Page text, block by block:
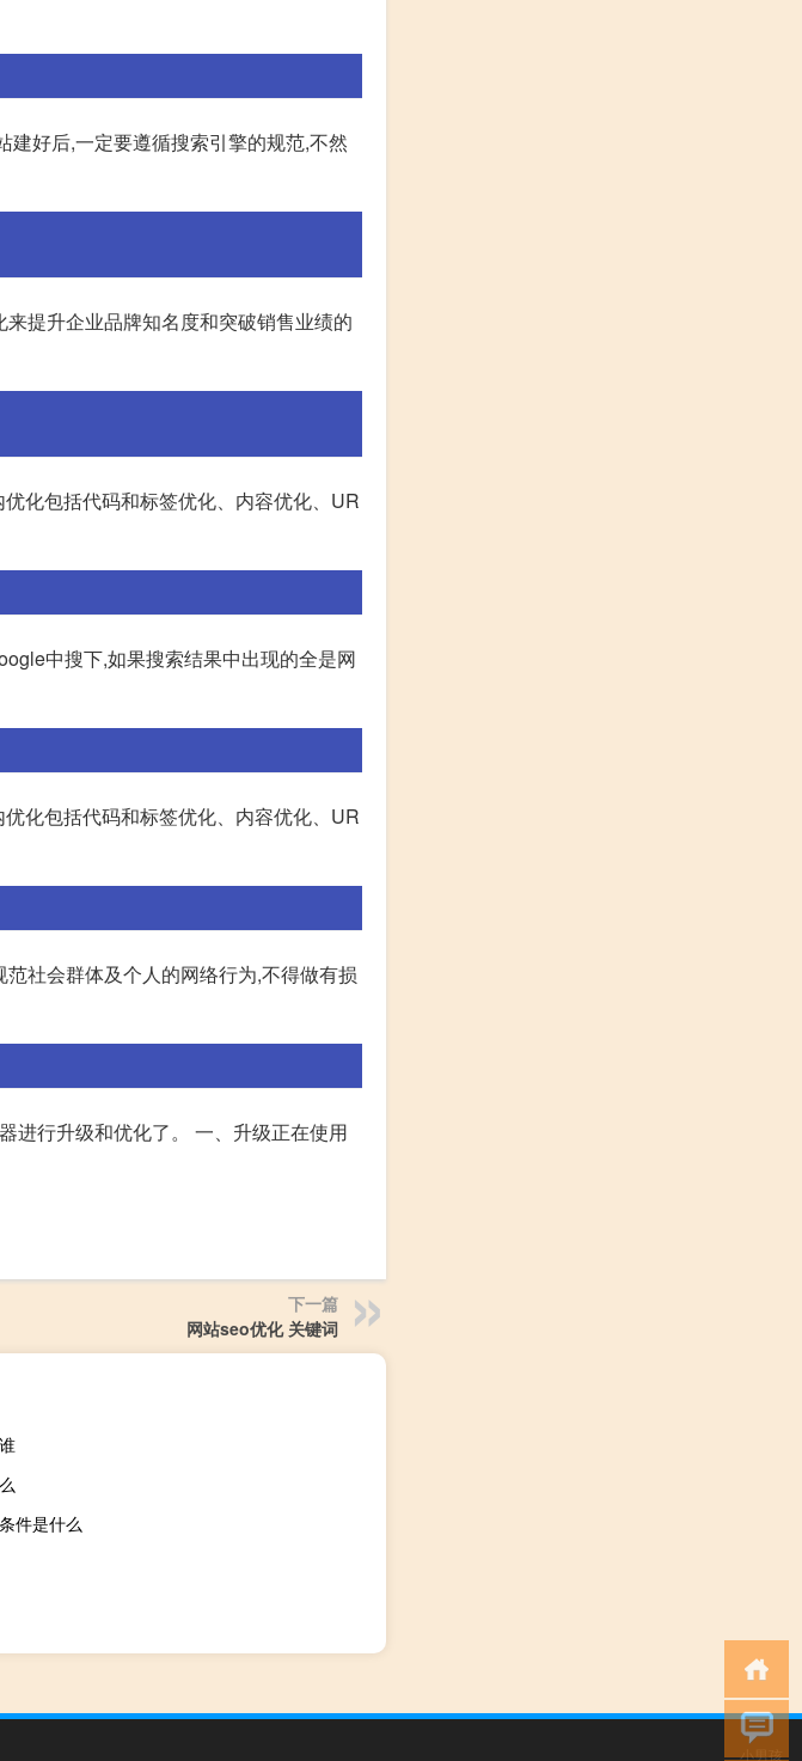
好后,一定要遵循搜索引擎的规范,不然
提升企业品牌知名度和突破销售业绩的
化包括代码和标签优化、内容优化、UR
中搜下,如果搜索结果中出现的全是网
化包括代码和标签优化、内容优化、UR
社会群体及个人的网络行为,不得做有损
进行升级和优化了。 一、升级正在使用
下一篇
网站seo优化 关键词
件是什么
小男孩